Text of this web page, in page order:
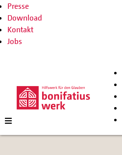
Presse
Download
Kontakt
Jobs